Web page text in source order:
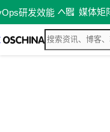
研发效能 媒体矩